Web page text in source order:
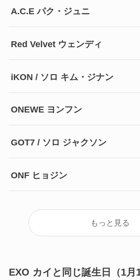
A.C.E パク・ジュニ
Red Velvet ウェンディ
iKON / ソロ キム・ジナン
ONEWE ヨンフン
GOT7 / ソロ ジャクソン
ONF ヒョジン
もっと見る
EXO カイと同じ誕生日（1月